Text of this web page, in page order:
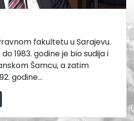
fakultetu u Sarajevu.
1983. godine je bio sudija i
Šamcu, a zatim
godine...